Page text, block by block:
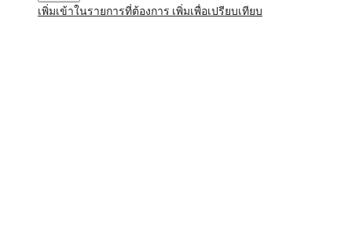
เพิ่มเข้าในรายการที่ต้องการ เพิ่มเพื่อเปรียบเทียบ